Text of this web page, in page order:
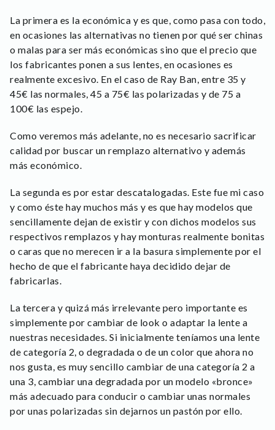
La primera es la económica y es que, como pasa con todo,
en ocasiones las alternativas no tienen por qué ser chinas
o malas para ser más económicas sino que el precio que
los fabricantes ponen a sus lentes, en ocasiones es
realmente excesivo. En el caso de Ray Ban, entre 35 y
45€ las normales, 45 a 75€ las polarizadas y de 75 a
100€ las espejo.
Como veremos más adelante, no es necesario sacrificar
calidad por buscar un remplazo alternativo y además
más económico.
La segunda es por estar descatalogadas. Este fue mi caso
y como éste hay muchos más y es que hay modelos que
sencillamente dejan de existir y con dichos modelos sus
respectivos remplazos y hay monturas realmente bonitas
o caras que no merecen ir a la basura simplemente por el
hecho de que el fabricante haya decidido dejar de
fabricarlas.
La tercera y quizá más irrelevante pero importante es
simplemente por cambiar de look o adaptar la lente a
nuestras necesidades. Si inicialmente teníamos una lente
de categoría 2, o degradada o de un color que ahora no
nos gusta, es muy sencillo cambiar de una categoría 2 a
una 3, cambiar una degradada por un modelo «bronce»
más adecuado para conducir o cambiar unas normales
por unas polarizadas sin dejarnos un pastón por ello.